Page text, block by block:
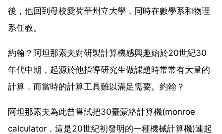
後，他回到母校愛荷華州立大學，同時在數學系和物理
系任教。
約翰？阿坦那索夫對研製計算機感興趣始於20世紀30
年代中期，起源於他指導研究生做課題時常常有大量的
計算，而當時的計算工具難以滿足需要。約翰？
阿坦那索夫為此曾嘗試把30臺蒙絡計算機(monroe
calculator，這是20世紀初發明的一種機械計算機)連起